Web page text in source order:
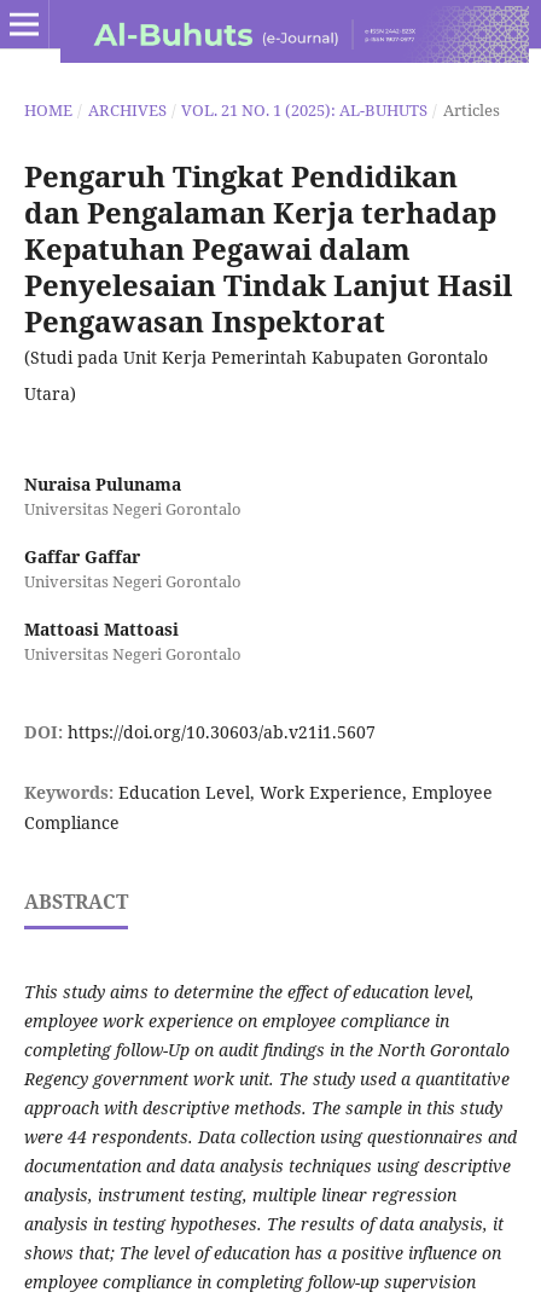
HOME / ARCHIVES / VOL. 21 NO. 1 (2025): AL-BUHUTS / Articles
Pengaruh Tingkat Pendidikan
dan Pengalaman Kerja terhadap
Kepatuhan Pegawai dalam
Penyelesaian Tindak Lanjut Hasil
Pengawasan Inspektorat
(Studi pada Unit Kerja Pemerintah Kabupaten Gorontalo
Utara)
Nuraisa Pulunama
Universitas Negeri Gorontalo
Gaffar Gaffar
Universitas Negeri Gorontalo
Mattoasi Mattoasi
Universitas Negeri Gorontalo
DOI: https://doi.org/10.30603/ab.v21i1.5607
Keywords: Education Level, Work Experience, Employee
Compliance
ABSTRACT
This study aims to determine the effect of education level,
employee work experience on employee compliance in
completing follow-Up on audit findings in the North Gorontalo
Regency government work unit. The study used a quantitative
approach with descriptive methods. The sample in this study
were 44 respondents. Data collection using questionnaires and
documentation and data analysis techniques using descriptive
analysis, instrument testing, multiple linear regression
analysis in testing hypotheses. The results of data analysis, it
shows that; The level of education has a positive influence on
employee compliance in completing follow-up supervision